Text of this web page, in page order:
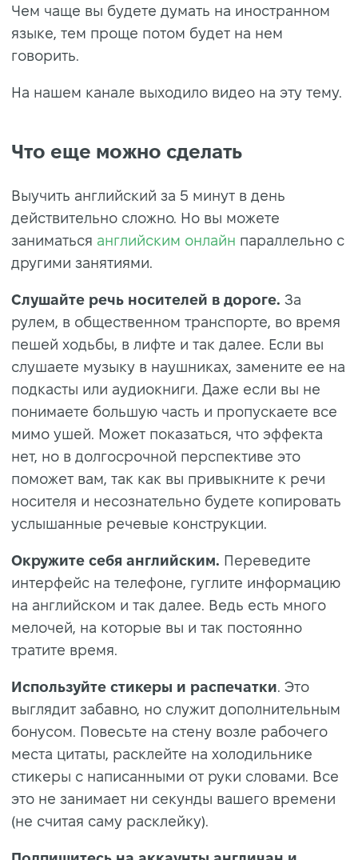
Чем чаще вы будете думать на иностранном
языке, тем проще потом будет на нем
говорить.
На нашем канале выходило видео на эту тему.
Что еще можно сделать
Выучить английский за 5 минут в день
действительно сложно. Но вы можете
заниматься английским онлайн параллельно с
другими занятиями.
Слушайте речь носителей в дороге. За
рулем, в общественном транспорте, во время
пешей ходьбы, в лифте и так далее. Если вы
слушаете музыку в наушниках, замените ее на
подкасты или аудиокниги. Даже если вы не
понимаете большую часть и пропускаете все
мимо ушей. Может показаться, что эффекта
нет, но в долгосрочной перспективе это
поможет вам, так как вы привыкните к речи
носителя и несознательно будете копировать
услышанные речевые конструкции.
Окружите себя английским. Переведите
интерфейс на телефоне, гуглите информацию
на английском и так далее. Ведь есть много
мелочей, на которые вы и так постоянно
тратите время.
Используйте стикеры и распечатки. Это
выглядит забавно, но служит дополнительным
бонусом. Повесьте на стену возле рабочего
места цитаты, расклейте на холодильнике
стикеры с написанными от руки словами. Все
это не занимает ни секунды вашего времени
(не считая саму расклейку).